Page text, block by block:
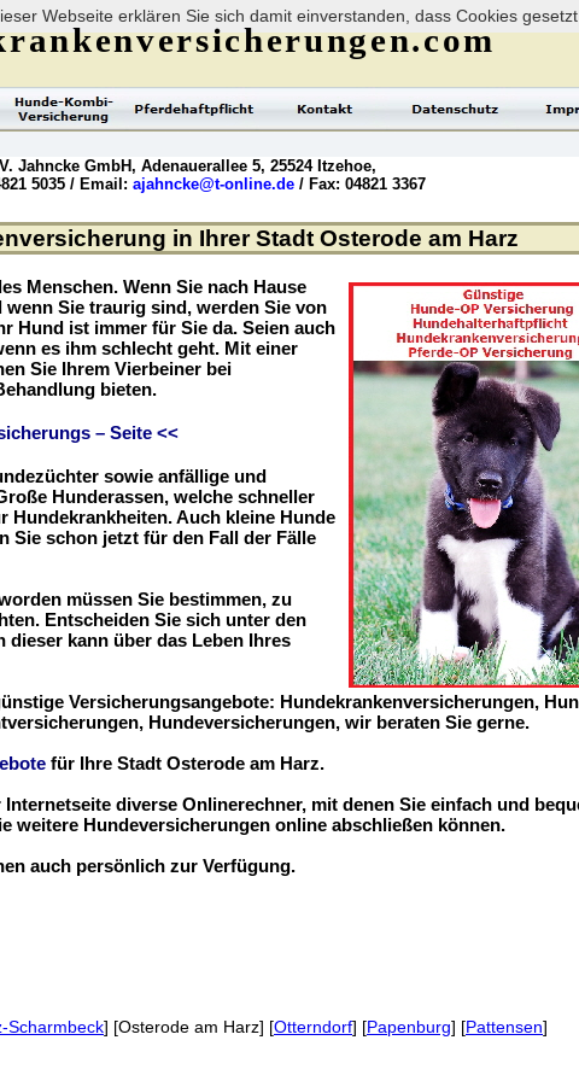
Webseite erklären Sie sich damit einverstanden, dass Cookies gesetzt
in Ihrer Stadt Osterode am Harz
Menschen. Wenn Sie nach Hause
wenn Sie traurig sind, werden Sie von
Hund ist immer für Sie da. Seien auch
es ihm schlecht geht. Mit einer
Sie Ihrem Vierbeiner bei
bieten.
– Seite <<
sowie anfällige und
Hunderassen, welche schneller
Hundekrankheiten. Auch kleine Hunde
Sie schon jetzt für den Fall der Fälle
müssen Sie bestimmen, zu
Entscheiden Sie sich unter den
kann über das Leben Ihres
Versicherungsangebote: Hundekrankenversicherungen,
Hundeversicherungen, wir beraten Sie gerne.
für Ihre Stadt Osterode am Harz.
diverse Onlinerechner, mit denen Sie einfach und
weitere Hundeversicherungen online abschließen können.
auch persönlich zur Verfügung.
V. Jahncke GmbH, Adenauerallee 5, 25524 Itzehoe,
5035 / Email: ajahncke@t-online.de / Fax: 04821 3367
Scharmbeck] [Osterode am Harz] [Otterndorf] [Papenburg] [Pattensen]